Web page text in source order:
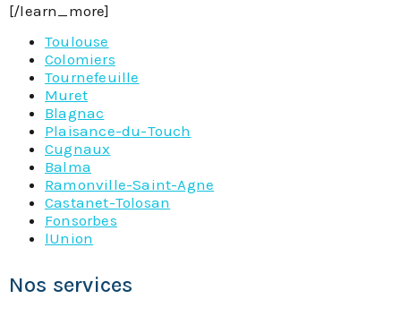
[/learn_more]
Toulouse
Colomiers
Tournefeuille
Muret
Blagnac
Plaisance-du-Touch
Cugnaux
Balma
Ramonville-Saint-Agne
Castanet-Tolosan
Fonsorbes
lUnion
Nos services